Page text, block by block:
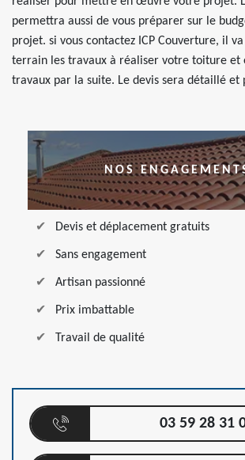
permettra aussi de vous préparer sur le
projet. si vous contactez ICP Couverture, il
terrain les travaux à réaliser votre toiture
travaux par la suite. Le devis sera détaillé et
NOS
Devis et déplacement gratuits
Sans engagement
Artisan passionné
Prix imbattable
Travail de qualité
03 59 28 31